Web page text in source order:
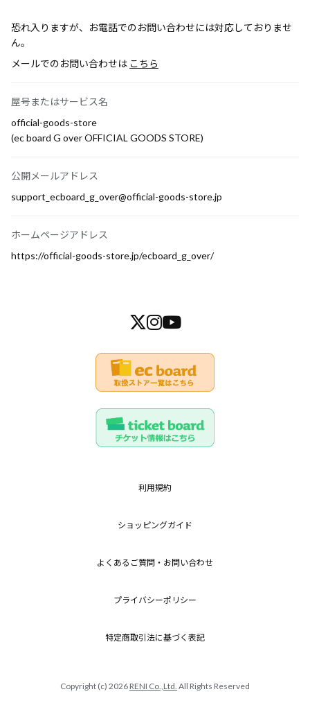
恐れ入りますが、お電話でのお問い合わせには対応しておりませ
ん。
メールでのお問い合わせは こちら
屋号またはサービス名
official-goods-store
(ec board G over OFFICIAL GOODS STORE)
公開メールアドレス
support_ecboard_g_over@official-goods-store.jp
ホームページアドレス
https://official-goods-store.jp/ecboard_g_over/
利用規約
ショッピングガイド
よくあるご質問・お問い合わせ
プライバシーポリシー
特定商取引法に基づく表記
Copyright (c) 2026 RENI Co.,Ltd. All Rights Reserved